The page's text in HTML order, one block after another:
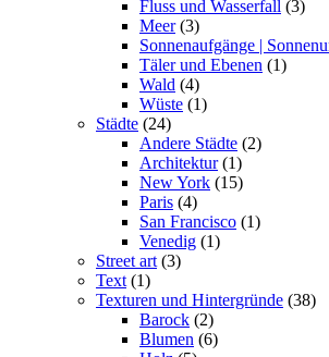
Fluss und Wasserfall (3)
Meer (3)
Sonnenaufgänge |
Täler und Ebenen (1)
Wald (4)
Wüste (1)
Städte (24)
Andere Städte (2)
Architektur (1)
New York (15)
Paris (4)
San Francisco (1)
Venedig (1)
Street art (3)
Text (1)
Texturen und Hintergründe (38)
Barock (2)
Blumen (6)